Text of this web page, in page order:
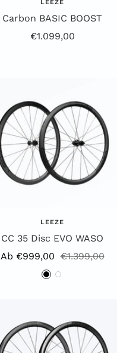
LEEZE
Carbon BASIC BOOST
Angebotspreis
€1.099,00
LEEZE
CC 35 Disc EVO WASO
Angebotspreis
Ab €999,00 Regulärer
Preis
€1.399,00
S
w
a
W
ß